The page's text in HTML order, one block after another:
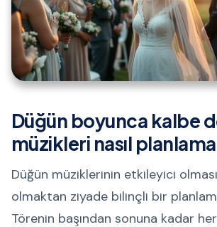
Düğün boyunca kalbe
müzikleri nasıl
Düğün müziklerinin etkileyici
olmaktan ziyade bilinçli bir
Törenin başından sonuna kadar her